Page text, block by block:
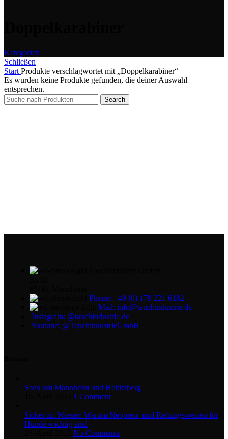
Kategorien
Schließen
Start Produkte verschlagwortet mit „Doppelkarabiner“
Es wurden keine Produkte gefunden, die deiner Auswahl
entsprechen.
Search
Phone: +49 (0) 179 221 6182
Mail: info@tauchindustrie.de
Instagram: @tauchindustrie.de
Youtube: @TauchindustrieGmbH
Seen um Mannheim und Heidelberg
1 Comment
Sicher im Wasser: Warum Neopren- und Rettungswesten für
Hunde wichtig sind
No Comments